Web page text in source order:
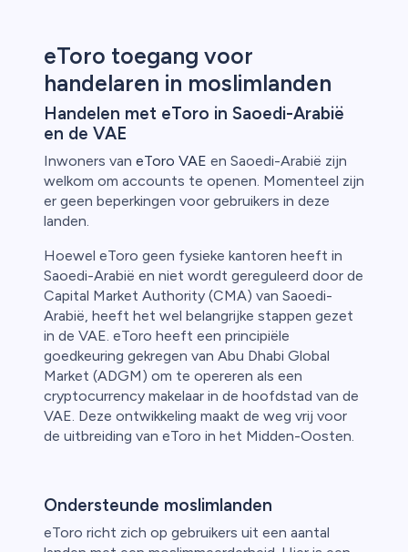
eToro toegang voor
handelaren in moslimlanden
Handelen met eToro in Saoedi-Arabië
en de VAE
Inwoners van eToro VAE en Saoedi-Arabië zijn
welkom om accounts te openen. Momenteel zijn
er geen beperkingen voor gebruikers in deze
landen.
Hoewel eToro geen fysieke kantoren heeft in
Saoedi-Arabië en niet wordt gereguleerd door de
Capital Market Authority (CMA) van Saoedi-
Arabië, heeft het wel belangrijke stappen gezet
in de VAE. eToro heeft een principiële
goedkeuring gekregen van Abu Dhabi Global
Market (ADGM) om te opereren als een
cryptocurrency makelaar in de hoofdstad van de
VAE. Deze ontwikkeling maakt de weg vrij voor
de uitbreiding van eToro in het Midden-Oosten.
Ondersteunde moslimlanden
eToro richt zich op gebruikers uit een aantal